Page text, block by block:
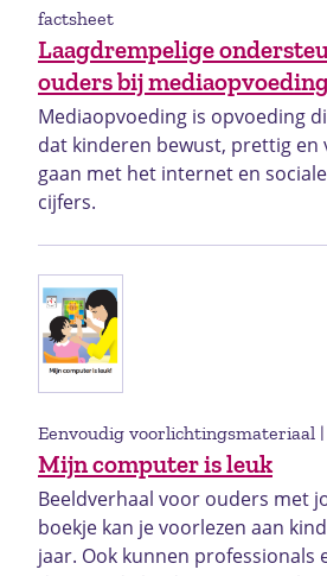
Laagdrempelige
ouders bij
factsheet
Mediaopvoeding is opvoeding
dat kinderen bewust, prettig en
gaan met het internet en
cijfers.
Mijn computer is leuk
Eenvoudig voorlichtingsmateriaal
Beeldverhaal voor ouders met
boekje kan je voorlezen aan
jaar. Ook kunnen professionals